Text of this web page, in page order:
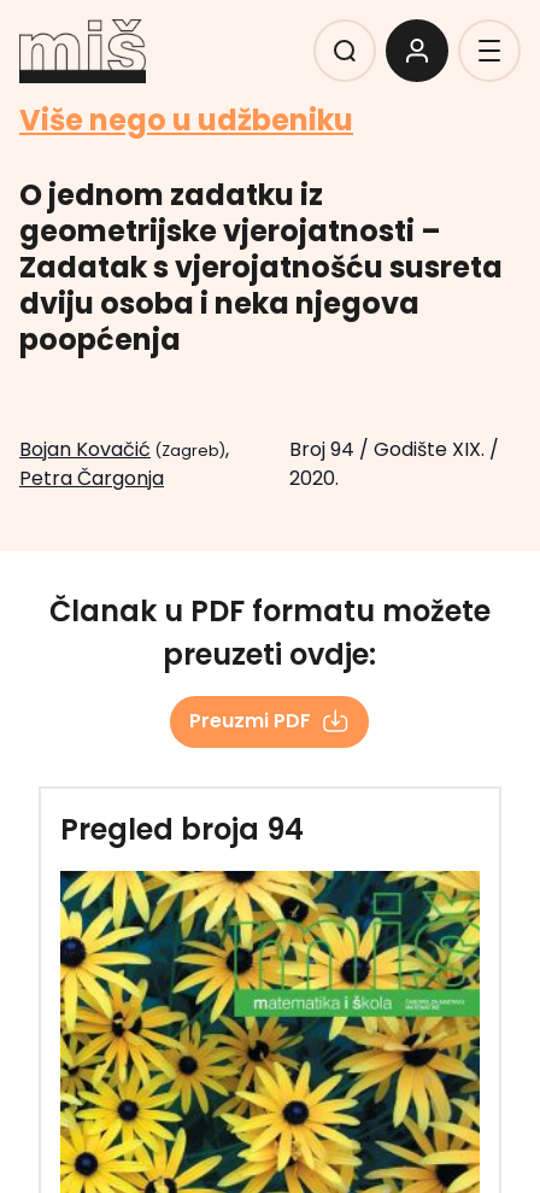
Više nego u udžbeniku
O jednom zadatku iz
geometrijske vjerojatnosti –
Zadatak s vjerojatnošću susreta
dviju osoba i neka njegova
poopćenja
Bojan Kovačić (Zagreb),
Petra Čargonja
Broj 94 / Godište XIX. /
2020.
Članak u PDF formatu možete
preuzeti ovdje:
Preuzmi PDF
Pregled broja 94